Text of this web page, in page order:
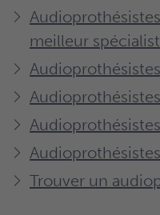
meilleur
Trouver un